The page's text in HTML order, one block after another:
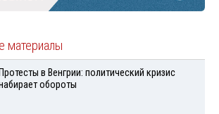
материалы
Протесты в Венгрии: политический кризис
обороты